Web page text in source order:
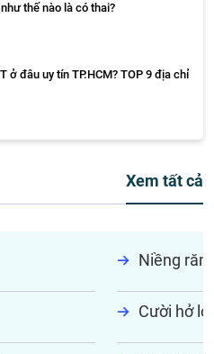
thế nào là có thai?
ở đâu uy tín TP.HCM? TOP 9 địa chỉ
Xem tất cả
Niềng
Cười hở lợi